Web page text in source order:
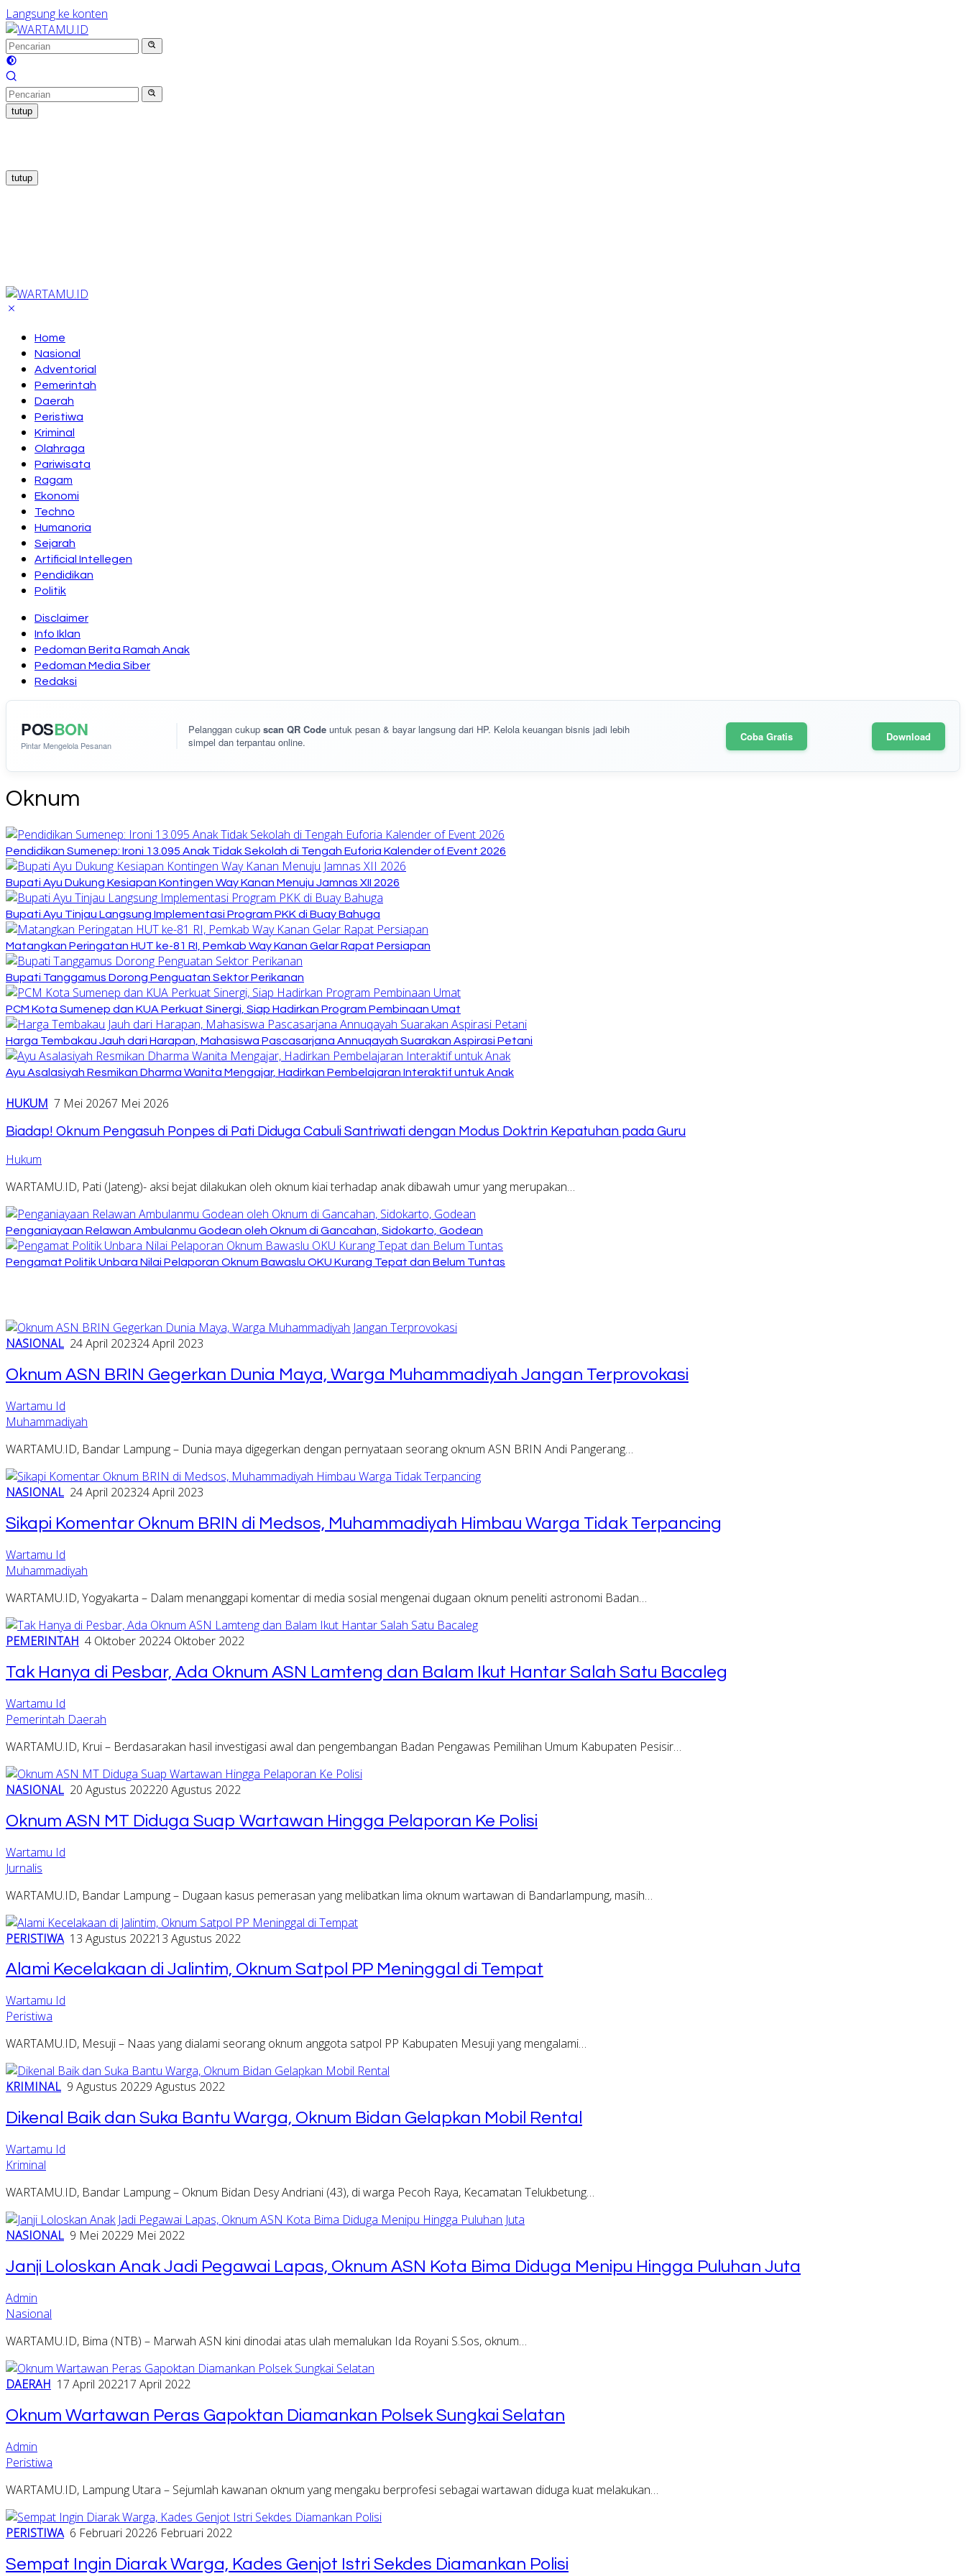
Langsung ke konten
tutup
tutup
Home
Nasional
Adventorial
Pemerintah
Daerah
Peristiwa
Kriminal
Olahraga
Pariwisata
Ragam
Ekonomi
Techno
Humanoria
Sejarah
Artificial Intellegen
Pendidikan
Politik
Disclaimer
Info Iklan
Pedoman Berita Ramah Anak
Pedoman Media Siber
Redaksi
POSBON
Pintar Mengelola Pesanan
Pelanggan cukup scan QR Code untuk pesan & bayar langsung dari HP. Kelola keuangan bisnis jadi lebih
simpel dan terpantau online.
Coba Gratis Download
Oknum
Pendidikan Sumenep: Ironi 13.095 Anak Tidak Sekolah di Tengah Euforia Kalender of Event 2026
Bupati Ayu Dukung Kesiapan Kontingen Way Kanan Menuju Jamnas XII 2026
Bupati Ayu Tinjau Langsung Implementasi Program PKK di Buay Bahuga
Matangkan Peringatan HUT ke-81 RI, Pemkab Way Kanan Gelar Rapat Persiapan
Bupati Tanggamus Dorong Penguatan Sektor Perikanan
PCM Kota Sumenep dan KUA Perkuat Sinergi, Siap Hadirkan Program Pembinaan Umat
Harga Tembakau Jauh dari Harapan, Mahasiswa Pascasarjana Annuqayah Suarakan Aspirasi Petani
Ayu Asalasiyah Resmikan Dharma Wanita Mengajar, Hadirkan Pembelajaran Interaktif untuk Anak
HUKUM 7 Mei 20267 Mei 2026
Biadap! Oknum Pengasuh Ponpes di Pati Diduga Cabuli Santriwati dengan Modus Doktrin Kepatuhan pada Guru
Hukum
WARTAMU.ID, Pati (Jateng)- aksi bejat dilakukan oleh oknum kiai terhadap anak dibawah umur yang merupakan…
Penganiayaan Relawan Ambulanmu Godean oleh Oknum di Gancahan, Sidokarto, Godean
Pengamat Politik Unbara Nilai Pelaporan Oknum Bawaslu OKU Kurang Tepat dan Belum Tuntas
NASIONAL 24 April 202324 April 2023
Oknum ASN BRIN Gegerkan Dunia Maya, Warga Muhammadiyah Jangan Terprovokasi
Wartamu Id
Muhammadiyah
WARTAMU.ID, Bandar Lampung – Dunia maya digegerkan dengan pernyataan seorang oknum ASN BRIN Andi Pangerang…
NASIONAL 24 April 202324 April 2023
Sikapi Komentar Oknum BRIN di Medsos, Muhammadiyah Himbau Warga Tidak Terpancing
Wartamu Id
Muhammadiyah
WARTAMU.ID, Yogyakarta – Dalam menanggapi komentar di media sosial mengenai dugaan oknum peneliti astronomi Badan…
PEMERINTAH 4 Oktober 20224 Oktober 2022
Tak Hanya di Pesbar, Ada Oknum ASN Lamteng dan Balam Ikut Hantar Salah Satu Bacaleg
Wartamu Id
Pemerintah Daerah
WARTAMU.ID, Krui – Berdasarakan hasil investigasi awal dan pengembangan Badan Pengawas Pemilihan Umum Kabupaten Pesisir…
NASIONAL 20 Agustus 202220 Agustus 2022
Oknum ASN MT Diduga Suap Wartawan Hingga Pelaporan Ke Polisi
Wartamu Id
Jurnalis
WARTAMU.ID, Bandar Lampung – Dugaan kasus pemerasan yang melibatkan lima oknum wartawan di Bandarlampung, masih…
PERISTIWA 13 Agustus 202213 Agustus 2022
Alami Kecelakaan di Jalintim, Oknum Satpol PP Meninggal di Tempat
Wartamu Id
Peristiwa
WARTAMU.ID, Mesuji – Naas yang dialami seorang oknum anggota satpol PP Kabupaten Mesuji yang mengalami…
KRIMINAL 9 Agustus 20229 Agustus 2022
Dikenal Baik dan Suka Bantu Warga, Oknum Bidan Gelapkan Mobil Rental
Wartamu Id
Kriminal
WARTAMU.ID, Bandar Lampung – Oknum Bidan Desy Andriani (43), di warga Pecoh Raya, Kecamatan Telukbetung…
NASIONAL 9 Mei 20229 Mei 2022
Janji Loloskan Anak Jadi Pegawai Lapas, Oknum ASN Kota Bima Diduga Menipu Hingga Puluhan Juta
Admin
Nasional
WARTAMU.ID, Bima (NTB) – Marwah ASN kini dinodai atas ulah memalukan Ida Royani S.Sos, oknum…
DAERAH 17 April 202217 April 2022
Oknum Wartawan Peras Gapoktan Diamankan Polsek Sungkai Selatan
Admin
Peristiwa
WARTAMU.ID, Lampung Utara – Sejumlah kawanan oknum yang mengaku berprofesi sebagai wartawan diduga kuat melakukan…
PERISTIWA 6 Februari 20226 Februari 2022
Sempat Ingin Diarak Warga, Kades Genjot Istri Sekdes Diamankan Polisi